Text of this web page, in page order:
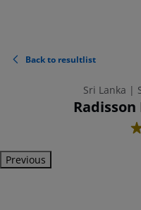
Back to resultlist
Sri Lanka |
4
Previous